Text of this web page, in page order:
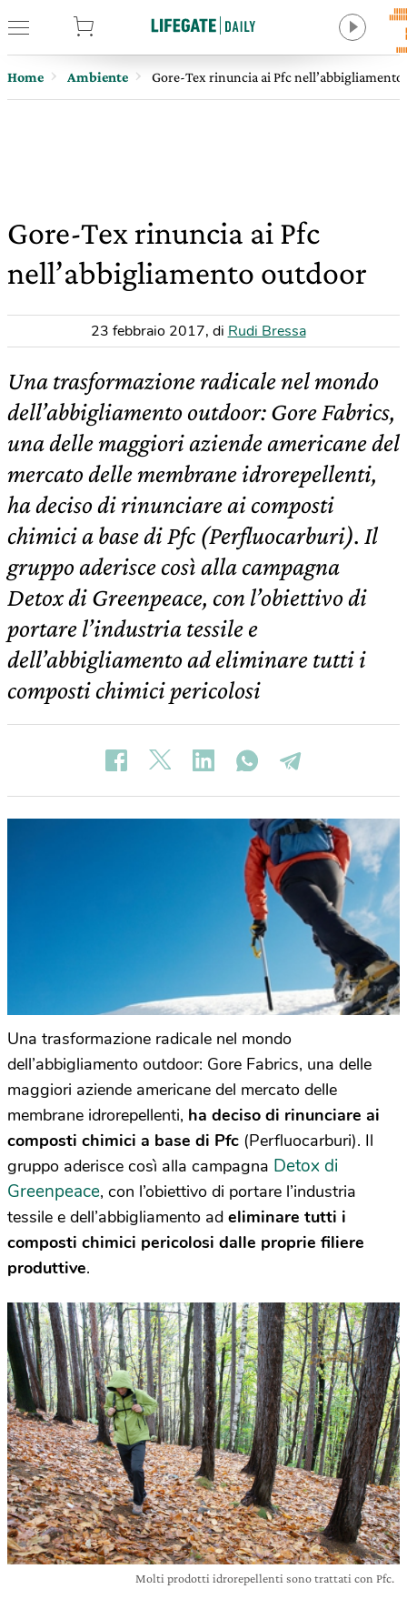
Home Ambiente Gore-Tex rinuncia ai Pfc
Gore-Tex rinuncia ai Pfc
nell’abbigliamento outdoor
23 febbraio 2017, di Rudi Bressa
Una trasformazione radicale nel mondo
dell’abbigliamento outdoor: Gore Fabrics,
una delle maggiori aziende americane del
mercato delle membrane idrorepellenti,
ha deciso di rinunciare ai composti
chimici a base di Pfc (Perfluocarburi). Il
gruppo aderisce così alla campagna
Detox di Greenpeace, con l’obiettivo di
portare l’industria tessile e
dell’abbigliamento ad eliminare tutti i
composti chimici pericolosi
Una trasformazione radicale nel mondo
dell’abbigliamento outdoor: Gore Fabrics, una delle
maggiori aziende americane del mercato delle
membrane idrorepellenti, ha deciso di rinunciare ai
composti chimici a base di Pfc (Perfluocarburi). Il
gruppo aderisce così alla campagna Detox di
Greenpeace, con l’obiettivo di portare l’industria
tessile e dell’abbigliamento ad eliminare tutti i
composti chimici pericolosi dalle proprie filiere
produttive.
Molti prodotti idrorepellenti sono trattati con Pfc.